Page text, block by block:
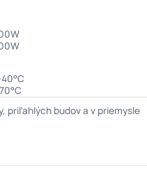
priľahlých budov a v priemysle